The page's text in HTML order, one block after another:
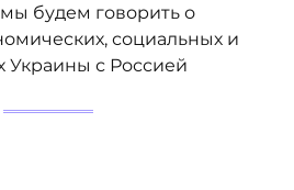
будем говорить о
социальных и
Украины с Россией